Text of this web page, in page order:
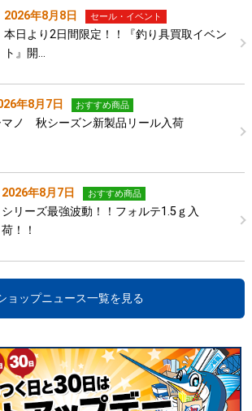
2026年8月8日 セール・イベント
本日より2日間限定！！『釣り具買取イベン
ト』開…
年8月7日 おすすめ商品
マノ 秋シーズン新製品リール入荷
2026年8月7日 おすすめ商品
シリーズ最強波動！！フォルテ1.5ｇ入
荷！！
ョップニュース一覧を見る